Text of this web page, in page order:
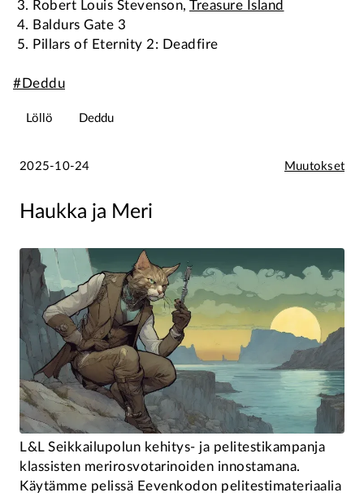
Robert Louis Stevenson, Treasure Island
Baldurs Gate 3
Pillars of Eternity 2: Deadfire
#Deddu
Löllö Deddu
2025-10-24 Muutokset
Haukka ja Meri
L&L Seikkailupolun kehitys- ja pelitestikampanja
klassisten merirosvotarinoiden innostamana.
Käytämme pelissä Eevenkodon pelitestimateriaalia